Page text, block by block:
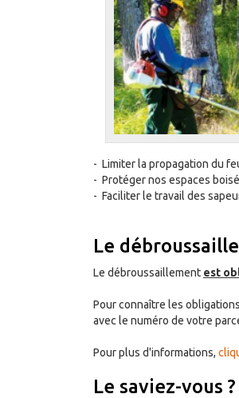
- Limiter la propagation du
- Protéger nos espaces
- Faciliter le travail des
Le
Le débroussaillement est
Pour connaître les
avec le numéro de votre
Pour plus d'informations,
Le saviez-vous ?